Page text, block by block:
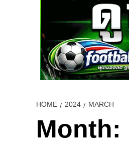
HOME 2024 MARCH
Month: